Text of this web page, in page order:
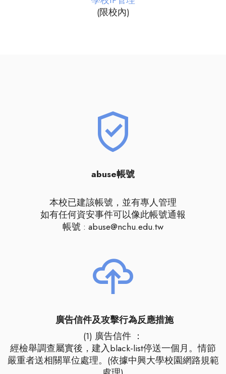
(限校內)
abuse帳號
本校已建該帳號，並有專人管理
如有任何資安事件可以像此帳號通報
帳號 : abuse@nchu.edu.tw
廣告信件及攻擊行為反應措施
(1) 廣告信件 ：
經檢舉調查屬實後，建入black-list停送一個月。情節
嚴重者送相關單位處理。(依據中興大學校園網路規範